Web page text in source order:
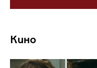
Кино